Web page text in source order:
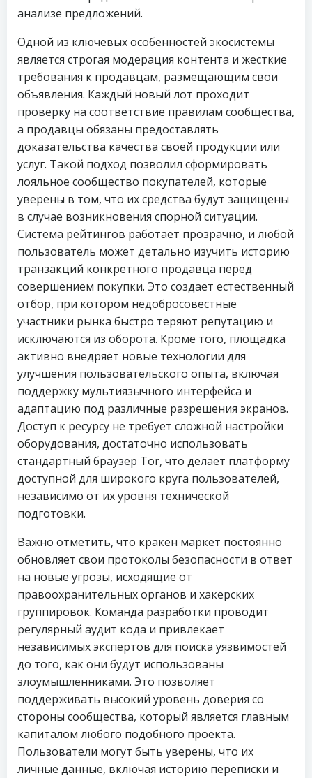
анализе предложений.
Одной из ключевых особенностей экосистемы
является строгая модерация контента и жесткие
требования к продавцам, размещающим свои
объявления. Каждый новый лот проходит
проверку на соответствие правилам сообщества,
а продавцы обязаны предоставлять
доказательства качества своей продукции или
услуг. Такой подход позволил сформировать
лояльное сообщество покупателей, которые
уверены в том, что их средства будут защищены
в случае возникновения спорной ситуации.
Система рейтингов работает прозрачно, и любой
пользователь может детально изучить историю
транзакций конкретного продавца перед
совершением покупки. Это создает естественный
отбор, при котором недобросовестные
участники рынка быстро теряют репутацию и
исключаются из оборота. Кроме того, площадка
активно внедряет новые технологии для
улучшения пользовательского опыта, включая
поддержку мультиязычного интерфейса и
адаптацию под различные разрешения экранов.
Доступ к ресурсу не требует сложной настройки
оборудования, достаточно использовать
стандартный браузер Tor, что делает платформу
доступной для широкого круга пользователей,
независимо от их уровня технической
подготовки.
Важно отметить, что кракен маркет постоянно
обновляет свои протоколы безопасности в ответ
на новые угрозы, исходящие от
правоохранительных органов и хакерских
группировок. Команда разработки проводит
регулярный аудит кода и привлекает
независимых экспертов для поиска уязвимостей
до того, как они будут использованы
злоумышленниками. Это позволяет
поддерживать высокий уровень доверия со
стороны сообщества, который является главным
капиталом любого подобного проекта.
Пользователи могут быть уверены, что их
личные данные, включая историю переписки и